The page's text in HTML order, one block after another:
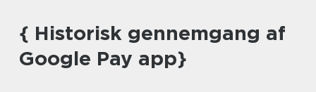
{ Historisk gennemgang af
Google Pay app}